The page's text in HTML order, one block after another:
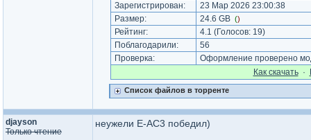
Зарегистрирован:
23 Мар 2026 23:00:38
Размер:
24.6 GB ()
Рейтинг: 4.1 (Голосов: 19)
Поблагодарили:
56
Проверка:
Оформление проверено
Как cкачать·
Список файлов в торренте
djayson
Только чтение
неужели E-AC3 победил)